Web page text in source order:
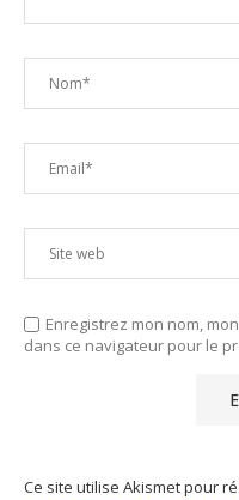
Enregistrez mon nom,
dans ce navigateur pour le
Ce site utilise Akismet pour